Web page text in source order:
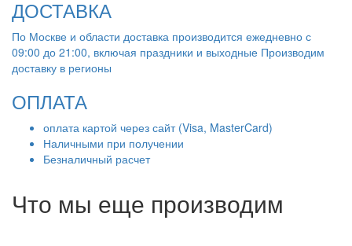
ДОСТАВКА
По Москве и области доставка производится ежедневно с
09:00 до 21:00, включая праздники и выходные Производим
доставку в регионы
ОПЛАТА
оплата картой через сайт (Visa, MasterCard)
Наличными при получении
Безналичный расчет
Что мы еще производим